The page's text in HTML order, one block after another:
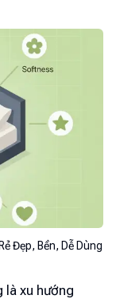
Đẹp, Bền, Dễ Dùng
là xu hướng